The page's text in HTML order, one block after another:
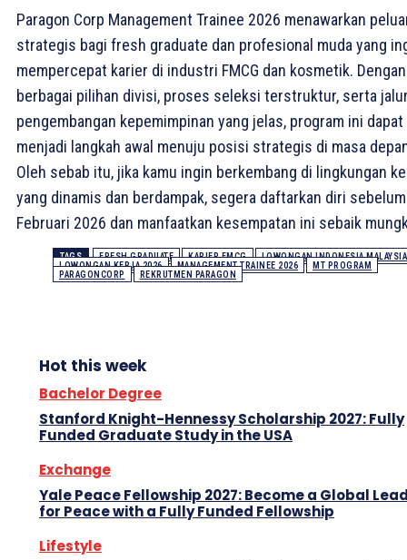
Paragon Corp Management Trainee 2026 menawarkan
strategis bagi fresh graduate dan profesional muda yang
mempercepat karier di industri FMCG dan kosmetik. Dengan
berbagai pilihan divisi, proses seleksi terstruktur, serta
pengembangan kepemimpinan yang jelas, program ini dapat
menjadi langkah awal menuju posisi strategis di masa
Oleh sebab itu, jika kamu ingin berkembang di lingkungan
yang dinamis dan berdampak, segera daftarkan diri
Februari 2026 dan manfaatkan kesempatan ini sebaik
TAGS FRESH GRADUATE KARIER FMCG
LOWONGAN INDONESIA MALAYSIA
LOWONGAN KERJA 2026
MANAGEMENT TRAINEE 2026
MT PROGRAM
PARAGONCORP
REKRUTMEN PARAGON
Hot this week
Bachelor Degree
Stanford Knight-Hennessy Scholarship 2027: Fully
Funded Graduate Study in the USA
Exchange
Yale Peace Fellowship 2027: Become a Global
for Peace with a Fully Funded Fellowship
Lifestyle